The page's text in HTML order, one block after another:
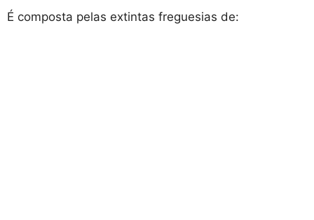
É composta pelas extintas freguesias de: